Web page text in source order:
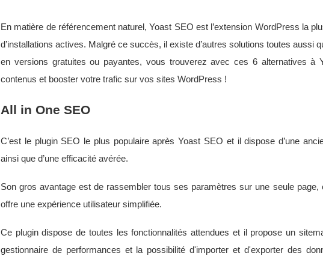
En matière de référencement naturel, Yoast SEO est l’extension WordPress la
d’installations actives. Malgré ce succès, il existe d’autres solutions toutes aussi
en versions gratuites ou payantes, vous trouverez avec ces 6 alternatives à
contenus et booster votre trafic sur vos sites WordPress !
All in One SEO
C’est le plugin SEO le plus populaire après Yoast SEO et il dispose d’une
ainsi que d’une efficacité avérée.
Son gros avantage est de rassembler tous ses paramètres sur une seule
offre une expérience utilisateur simplifiée.
Ce plugin dispose de toutes les fonctionnalités attendues et il propose un
gestionnaire de performances et la possibilité d'importer et d'exporter des